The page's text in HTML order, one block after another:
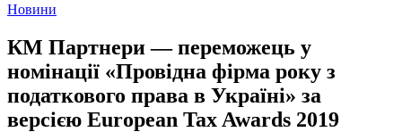
Новини
КМ Партнери — переможець у
номінації «Провідна фірма року з
податкового права в Україні» за
версією European Tax Awards 2019